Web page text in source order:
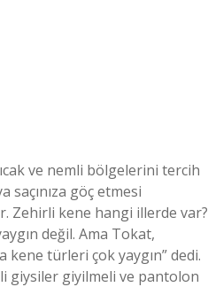
ve nemli bölgelerini tercih
saçınıza göç etmesi
Zehirli kene hangi illerde var?
değil. Ama Tokat,
kene türleri çok yaygın” dedi.
giysiler giyilmeli ve pantolon